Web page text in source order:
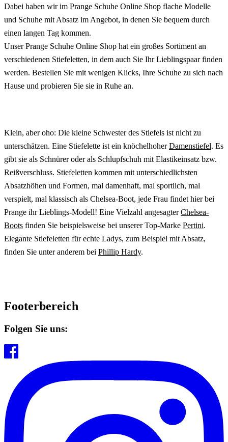
Dabei haben wir im Prange Schuhe Online Shop flache Modelle
und Schuhe mit Absatz im Angebot, in denen Sie bequem durch
einen langen Tag kommen.
Unser Prange Schuhe Online Shop hat ein großes Sortiment an
verschiedenen Stiefeletten, in dem auch Sie Ihr Lieblingspaar finden
werden. Bestellen Sie mit wenigen Klicks, Ihre Schuhe zu sich nach
Hause und probieren Sie sie in Ruhe an.
Klein, aber oho: Die kleine Schwester des Stiefels ist nicht zu
unterschätzen. Eine Stiefelette ist ein knöchelhoherDamenstiefel. Es
gibt sie als Schnürer oder als Schlupfschuh mit Elastikeinsatz bzw.
Reißverschluss. Stiefeletten kommen mit unterschiedlichsten
Absatzhöhen und Formen, mal damenhaft, mal sportlich, mal
verspielt, mal klassisch als Chelsea-Boot, jede Frau findet hier bei
Prange ihr Lieblings-Modell! Eine Vielzahl angesagterChelsea-
Boots finden Sie beispielsweise bei unserer Top-Marke Pertini.
Elegante Stiefeletten für echte Ladys, zum Beispiel mit Absatz,
finden Sie unter anderem bei Phillip Hardy.
Footerbereich
Folgen Sie uns: